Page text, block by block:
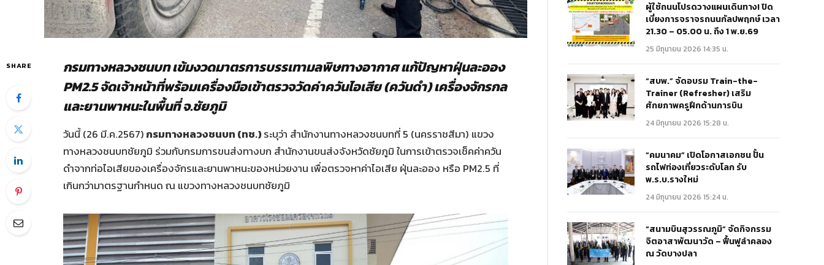
SHARE
กรมทางหลวงชนบท เข้มงวดมาตรการบรรเทามลพิษทางอากาศ แก้ปัญหาฝุ่นละออง
PM2.5 จัดเจ้าหน้าที่พร้อมเครื่องมือเข้าตรวจวัดค่าควันไอเสีย (ควันดำ) เครื่องจักรกล
และยานพาหนะในพื้นที่ จ.ชัยภูมิ
วันนี้ (26 มี.ค.2567) กรมทางหลวงชนบท (ทช.)ระบุว่า สำนักงานทางหลวงชนบทที่ 5 (นครราชสีมา) แขวง
ทางหลวงชนบทชัยภูมิ ร่วมกับกรมการขนส่งทางบก สำนักงานขนส่งจังหวัดชัยภูมิ ในการเข้าตรวจเช็คค่าควัน
ดำจากท่อไอเสียของเครื่องจักรและยานพาหนะของหน่วยงาน เพื่อตรวจหาค่าไอเสีย ฝุ่นละออง หรือ PM2.5 ที่
เกินกว่ามาตรฐานกำหนด ณ แขวงทางหลวงชนบทชัยภูมิ
ผู้ใช้ถนนโปรดวางแผนเดินทาง! ปิด
เบี่ยงการจราจรถนนกัลปพฤกษ์ เวลา
21.30 – 05.00 น. ถึง 1 พ.ย.69
25 มิถุนายน 2026 14:35 น.
“สบพ.” จัดอบรม Train-the-
Trainer (Refresher) เสริม
ศักยภาพครูฝึกด้านการบิน
24 มิถุนายน 2026 15:28 น.
“คมนาคม” เปิดโอกาสเอกชน ปั้น
รถไฟท่องเที่ยวระดับโลก รับ
พ.ร.บ.รางใหม่
24 มิถุนายน 2026 15:24 น.
“สนามบินสุวรรณภูมิ” จัดกิจกรรม
จิตอาสาพัฒนาวัด – ฟื้นฟูลำคลอง
ณ วัดบางปลา